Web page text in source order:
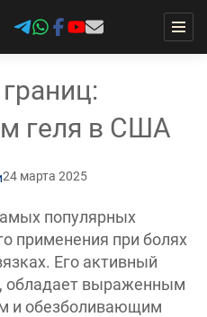
геля в США
24 марта 2025
популярных
применения при болях
Его активный
обладает выраженным
и обезболивающим